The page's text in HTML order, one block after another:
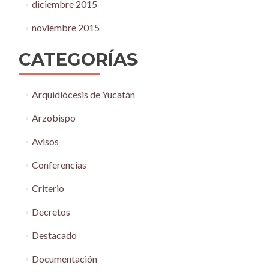
diciembre 2015
noviembre 2015
CATEGORÍAS
Arquidiócesis de Yucatán
Arzobispo
Avisos
Conferencias
Criterio
Decretos
Destacado
Documentación